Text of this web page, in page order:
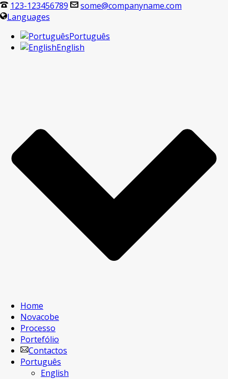
123-123456789
some@companyname.com
Languages
Português
English
Home
Novacobe
Processo
Portefólio
Contactos
Português
English